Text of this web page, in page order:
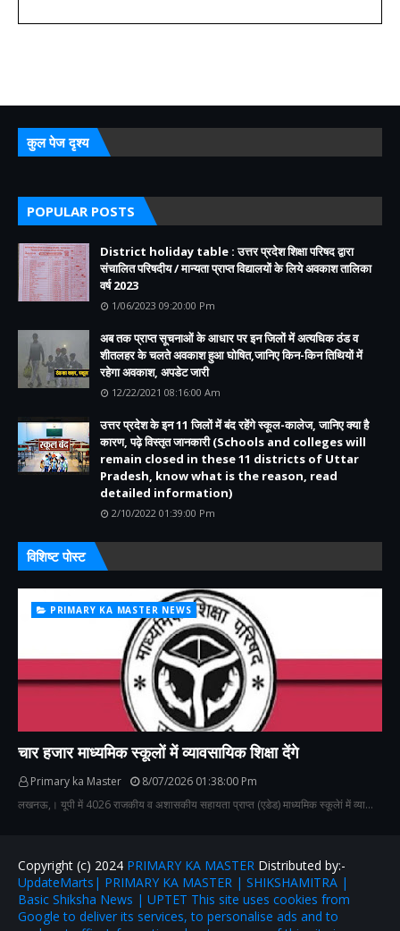
कुल पेज दृश्य
POPULAR POSTS
District holiday table : उत्तर प्रदेश शिक्षा परिषद द्वारा
संचालित परिषदीय / मान्यता प्राप्त विद्यालयों के लिये अवकाश तालिका
वर्ष 2023
1/06/2023 09:20:00 Pm
अब तक प्राप्त सूचनाओं के आधार पर इन जिलों में अत्यधिक ठंड व
शीतलहर के चलते अवकाश हुआ घोषित,जानिए किन-किन तिथियों में
रहेगा अवकाश, अपडेट जारी
12/22/2021 08:16:00 Am
उत्तर प्रदेश के इन 11 जिलों में बंद रहेंगे स्कूल-कालेज, जानिए क्या है
कारण, पढ़े विस्तृत जानकारी (Schools and colleges will
remain closed in these 11 districts of Uttar
Pradesh, know what is the reason, read
detailed information)
2/10/2022 01:39:00 Pm
विशिष्ट पोस्ट
PRIMARY KA MASTER NEWS
चार हजार माध्यमिक स्कूलों में व्यावसायिक शिक्षा देंगे
Primary ka Master
8/07/2026 01:38:00 Pm
लखनऊ,। यूपी में 4026 राजकीय व अशासकीय सहायता प्राप्त (एडेड) माध्यमिक स्कूलेां में व्या…
Copyright (c) 2024 PRIMARY KA MASTER Distributed by:-
UpdateMarts| PRIMARY KA MASTER | SHIKSHAMITRA |
Basic Shiksha News | UPTET This site uses cookies from
Google to deliver its services, to personalise ads and to